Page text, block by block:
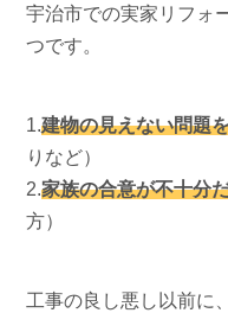
宇治市での実家リフォ
つです。
1.建物の見えない問題
りなど）
2.家族の合意が不十分
方）
工事の良し悪し以前に、